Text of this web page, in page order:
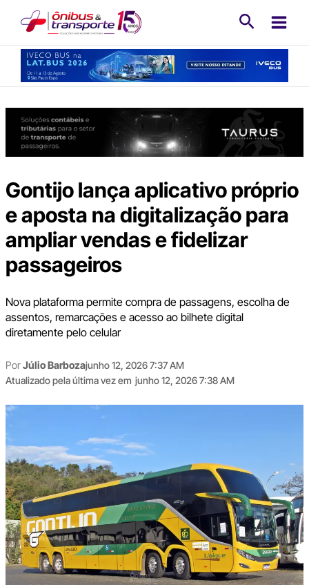
conteúdo
Gontijo lança aplicativo próprio
e aposta na digitalização para
ampliar vendas e fidelizar
passageiros
Nova plataforma permite compra de passagens, escolha de
assentos, remarcações e acesso ao bilhete digital
diretamente pelo celular
PorJúlio Barbozajunho 12, 2026 7:37 AM
Atualizado pela última vez em junho 12, 2026 7:38 AM